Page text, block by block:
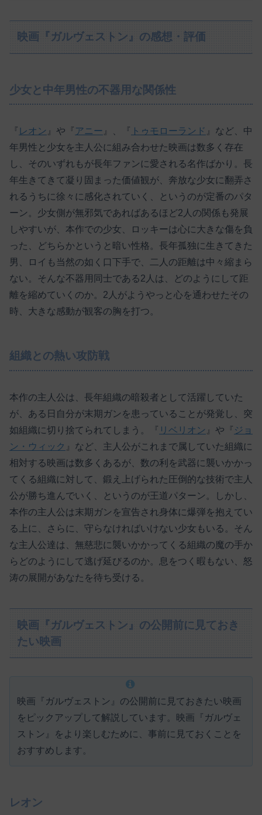
映画『ガルヴェストン』の感想・評価
少女と中年男性の不器用な関係性
『 レオン 』や『 アニー 』、『 トゥモローランド 』など、中
年男性と少女を主人公に組み合わせた映画は数多く存在
し、そのいずれもが長年ファンに愛される名作ばかり。長
年生きてきて凝り固まった価値観が、奔放な少女に翻弄さ
れるうちに徐々に感化されていく、というのが定番のパタ
ーン。少女側が無邪気であればあるほど2人の関係も発展
しやすいが、本作での少女、ロッキーは心に大きな傷を負
った、どちらかというと暗い性格。長年孤独に生きてきた
男、ロイも当然の如く口下手で、二人の距離は中々縮まら
ない。そんな不器用同士である2人は、どのようにして距
離を縮めていくのか。2人がようやっと心を通わせたその
時、大きな感動が観客の胸を打つ。
組織との熱い攻防戦
本作の主人公は、長年組織の暗殺者として活躍していた
が、ある日自分が末期ガンを患っていることが発覚し、突
如組織に切り捨てられてしまう。『 リベリオン 』や『 ジョ
ン・ウィック 』など、主人公がこれまで属していた組織に
相対する映画は数多くあるが、数の利を武器に襲いかかっ
てくる組織に対して、鍛え上げられた圧倒的な技術で主人
公が勝ち進んでいく、というのが王道パターン。しかし、
本作の主人公は末期ガンを宣告され身体に爆弾を抱えてい
る上に、さらに、守らなければいけない少女もいる。そん
な主人公達は、無慈悲に襲いかかってくる組織の魔の手か
らどのようにして逃げ延びるのか。息をつく暇もない、怒
涛の展開があなたを待ち受ける。
映画『ガルヴェストン』の公開前に見ておき
たい映画
映画『ガルヴェストン』の公開前に見ておきたい映画
をピックアップして解説しています。映画『ガルヴェ
ストン』をより楽しむために、事前に見ておくことを
おすすめします。
レオン